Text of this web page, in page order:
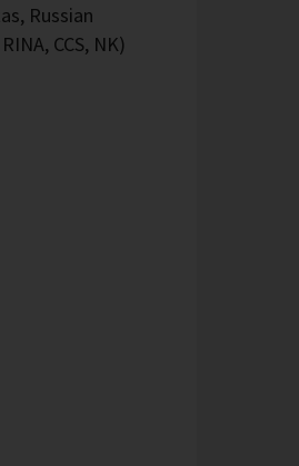
Russian
CCS, NK)